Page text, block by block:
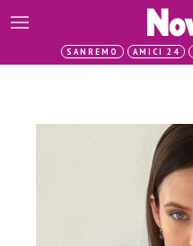
SANREMO AMICI 24